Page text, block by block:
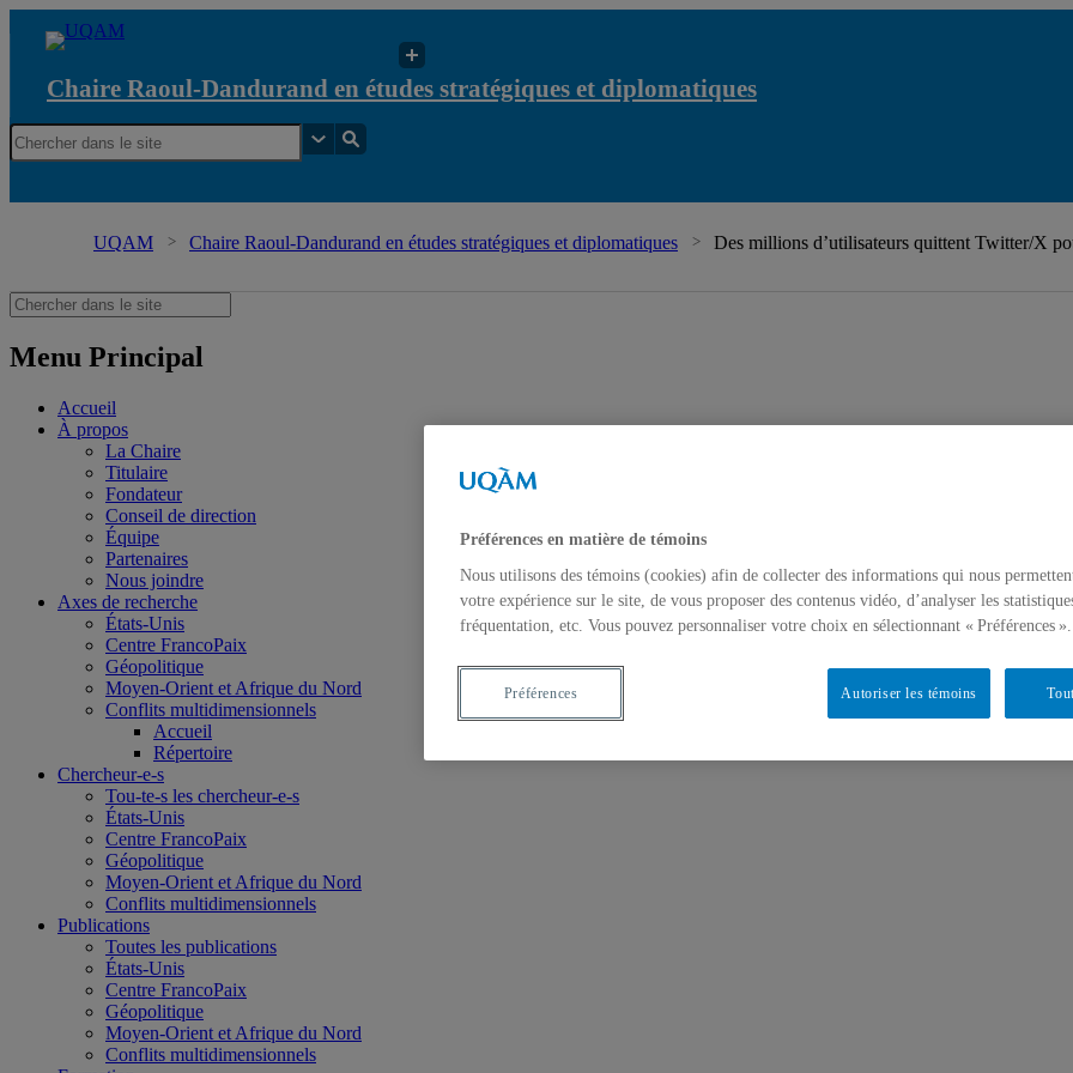
Chaire Raoul-Dandurand en études stratégiques et diplomatiques
UQAM Chaire Raoul-Dandurand en études stratégiques et diplomatiques Des millions d’utilisateurs quittent Twitter/X
Menu Principal
Accueil
À propos
La Chaire
Titulaire
Fondateur
Conseil de direction
Équipe
Partenaires
Nous joindre
Axes de recherche
États-Unis
Centre FrancoPaix
Géopolitique
Moyen-Orient et Afrique du Nord
Conflits multidimensionnels
Accueil
Répertoire
Chercheur-e-s
Tou-te-s les chercheur-e-s
États-Unis
Centre FrancoPaix
Géopolitique
Moyen-Orient et Afrique du Nord
Conflits multidimensionnels
Publications
Toutes les publications
États-Unis
Centre FrancoPaix
Géopolitique
Moyen-Orient et Afrique du Nord
Conflits multidimensionnels
Préférences en matière de témoins
Nous utilisons des témoins (cookies) afin de collecter des informations qui nous
votre expérience sur le site, de vous proposer des contenus vidéo, d’analyser les
fréquentation, etc. Vous pouvez personnaliser votre choix en sélectionnant « Préférences ».
Autoriser les témoins
Préférences